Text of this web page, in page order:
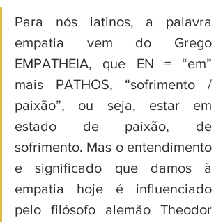
Para nós latinos, a palavra
empatia vem do Grego
EMPATHEIA, que EN = “em”
mais PATHOS, “sofrimento /
paixão”, ou seja, estar em
estado de paixão, de
sofrimento. Mas o entendimento
e significado que damos à
empatia hoje é influenciado
pelo filósofo alemão Theodor